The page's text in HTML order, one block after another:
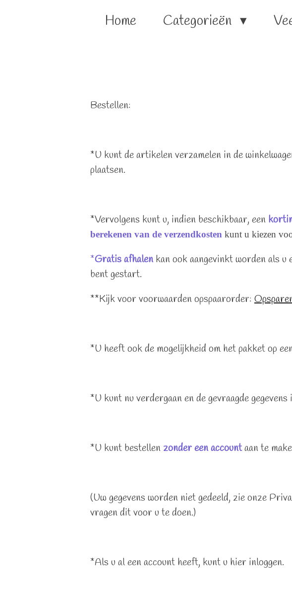
Home Categorieën
Bestellen:
*U kunt de artikelen verzamelen in de
plaatsen.
*Vervolgens kunt u, indien beschikbaar, een
berekenen van de verzendkosten kunt u kiezen
*Gratis afhalenkan ook aangevinkt worden als u
bent gestart.
**Kijk voor voorwaarden opspaarorder:
*U heeft ook de mogelijkheid om het pakket op
*U kunt nu verdergaan en de gevraagde gegevens
*U kunt bestellen zonder eenaccountaan te
(Uw gegevens worden niet gedeeld, zie onze
vragen dit voor u te doen.)
*Als u al een account heeft, kunt u hier inloggen.